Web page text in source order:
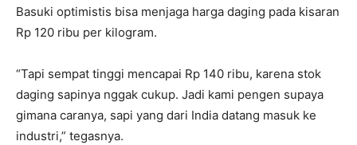
Basuki optimistis bisa menjaga harga daging pada kisaran
Rp 120 ribu per kilogram.
“Tapi sempat tinggi mencapai Rp 140 ribu, karena stok
daging sapinya nggak cukup. Jadi kami pengen supaya
gimana caranya, sapi yang dari India datang masuk ke
industri,” tegasnya.